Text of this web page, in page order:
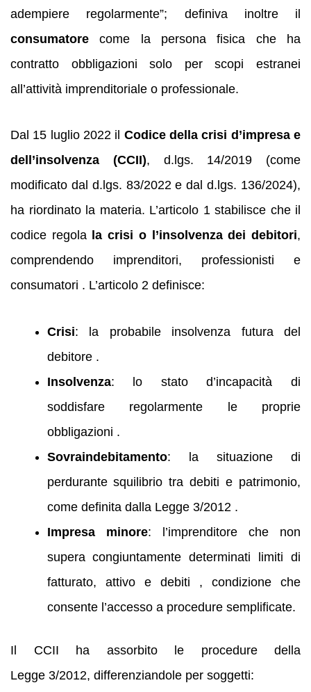
adempiere regolarmente”; definiva inoltre il
consumatore come la persona fisica che ha
contratto obbligazioni solo per scopi estranei
all’attività imprenditoriale o professionale.
Dal 15 luglio 2022 il Codice della crisi d’impresa e
dell’insolvenza (CCII), d.lgs. 14/2019 (come
modificato dal d.lgs. 83/2022 e dal d.lgs. 136/2024),
ha riordinato la materia. L’articolo 1 stabilisce che il
codice regola la crisi o l’insolvenza dei debitori,
comprendendo imprenditori, professionisti e
consumatori . L’articolo 2 definisce:
Crisi: la probabile insolvenza futura del
debitore .
Insolvenza: lo stato d’incapacità di
soddisfare regolarmente le proprie
obbligazioni .
Sovraindebitamento: la situazione di
perdurante squilibrio tra debiti e patrimonio,
come definita dalla Legge 3/2012 .
Impresa minore: l’imprenditore che non
supera congiuntamente determinati limiti di
fatturato, attivo e debiti , condizione che
consente l’accesso a procedure semplificate.
Il CCII ha assorbito le procedure della
Legge 3/2012, differenziandole per soggetti: